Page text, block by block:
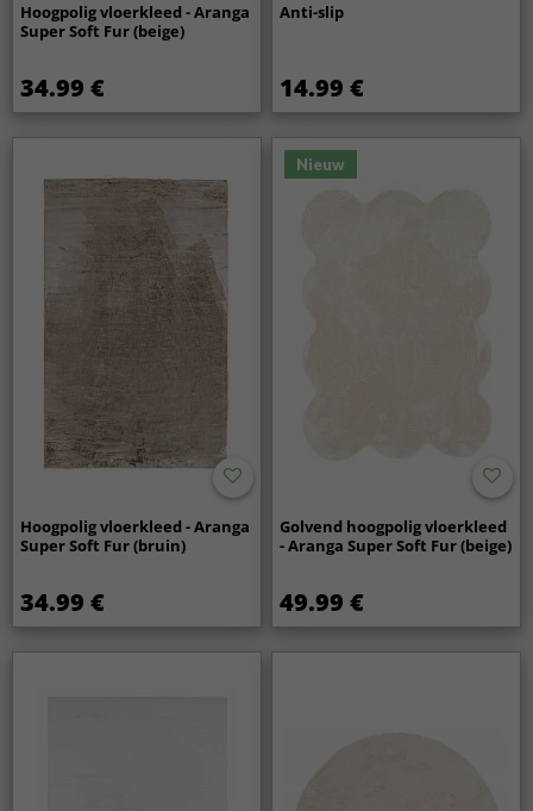
Hoogpolig vloerkleed - Aranga
Super Soft Fur (beige)
34.99 €
Anti-slip
14.99 €
Hoogpolig vloerkleed - Aranga
Super Soft Fur (bruin)
34.99 €
Nieuw
Golvend hoogpolig vloerkleed
- Aranga Super Soft Fur (beige)
49.99 €